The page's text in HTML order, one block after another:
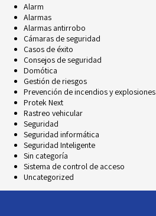
Alarm
Alarmas
Alarmas antirrobo
Cámaras de seguridad
Casos de éxito
Consejos de seguridad
Domótica
Gestión de riesgos
Prevención de incendios y explosiones
Protek Next
Rastreo vehicular
Seguridad
Seguridad informática
Seguridad Inteligente
Sin categoría
Sistema de control de acceso
Uncategorized